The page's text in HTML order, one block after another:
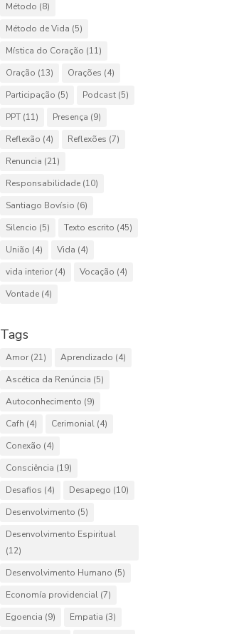
Método (8)
Método de Vida (5)
Mística do Coração (11)
Oração (13) Orações (4)
Participação (5) Podcast (5)
PPT (11) Presença (9)
Reflexão (4) Reflexões (7)
Renuncia (21)
Responsabilidade (10)
Santiago Bovísio (6)
Silencio (5) Texto escrito (45)
União (4) Vida (4)
vida interior (4) Vocação (4)
Vontade (4)
Tags
Amor (21) Aprendizado (4)
Ascética da Renúncia (5)
Autoconhecimento (9)
Cafh (4) Cerimonial (4)
Conexão (4)
Consciência (19)
Desafios (4) Desapego (10)
Desenvolvimento (5)
Desenvolvimento Espiritual
(12)
Desenvolvimento Humano (5)
Economía providencial (7)
Egoencia (9) Empatia (3)